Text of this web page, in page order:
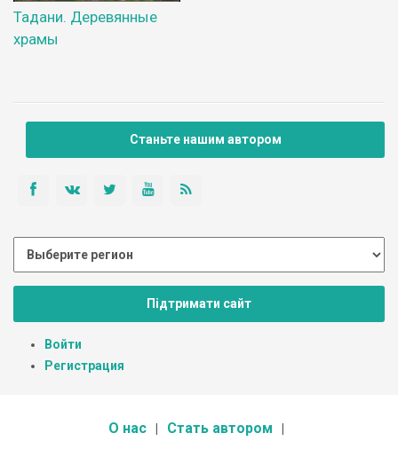
Тадани. Деревянные
храмы
Станьте нашим автором
Підтримати сайт
Войти
Регистрация
О нас Стать автором